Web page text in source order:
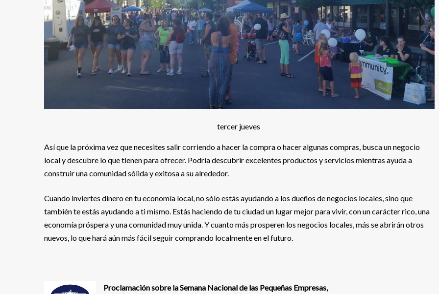
tercer jueves
Así que la próxima vez que necesites salir corriendo a hacer la compra o hacer algunas compras, busca un negocio
local y descubre lo que tienen para ofrecer. Podría descubrir excelentes productos y servicios mientras ayuda a
construir una comunidad sólida y exitosa a su alrededor.
Cuando inviertes dinero en tu economía local, no sólo estás ayudando a los dueños de negocios locales, sino que
también te estás ayudando a ti mismo. Estás haciendo de tu ciudad un lugar mejor para vivir, con un carácter rico, una
economía próspera y una comunidad muy unida. Y cuanto más prosperen los negocios locales, más se abrirán otros
nuevos, lo que hará aún más fácil seguir comprando localmente en el futuro.
Proclamación sobre la Semana Nacional de las Pequeñas Empresas,